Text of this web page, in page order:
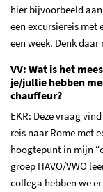
hier bijvoorbeeld
een excursiereis met
een week. Denk
VV: Wat is het
je/jullie hebben
chauffeur?
EKR: Deze vraag
reis naar Rome met
hoogtepunt in mijn
groep HAVO/VWO
collega hebben we